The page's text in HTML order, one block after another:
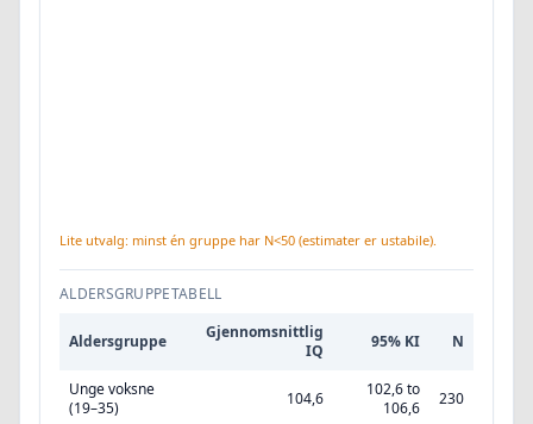
Lite utvalg: minst én gruppe har N<50 (estimater er ustabile).
ALDERSGRUPPETABELL
Aldersgruppe
Gjennomsnittlig
IQ
95% KI N
Unge voksne
(19–35)
104,6
102,6 to
106,6
230